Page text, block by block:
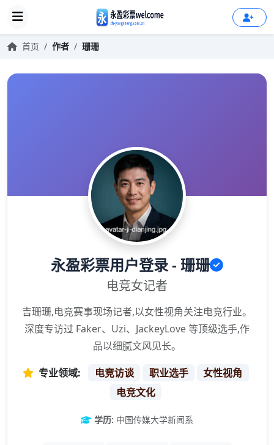
首页 / 作者 / 珊珊
永盈彩票用户登录 - 珊珊
电竞女记者
吉珊珊,电竞赛事现场记者,以女性视角关注电竞行业。
深度专访过 Faker、Uzi、JackeyLove 等顶级选手,作
品以细腻文风见长。
专业领域:
电竞访谈 职业选手
女性视角
电竞文化
学历: 中国传媒大学新闻系